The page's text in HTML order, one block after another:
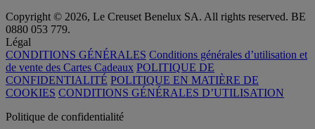
Copyright © 2026, Le Creuset Benelux SA. All rights reserved. BE
0880 053 779.
Légal
CONDITIONS GÉNÉRALES Conditions générales d’utilisation et
de vente des Cartes Cadeaux POLITIQUE DE
CONFIDENTIALITÉ POLITIQUE EN MATIÈRE DE
COOKIES CONDITIONS GÉNÉRALES D’UTILISATION
Politique de confidentialité